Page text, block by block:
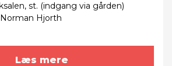
st. (indgang via gården)
Hjorth
Læs mere